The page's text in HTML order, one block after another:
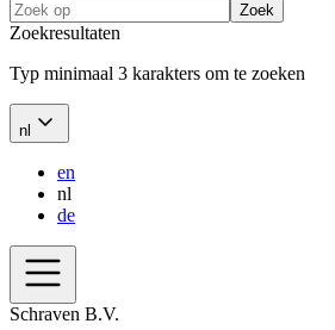
Zoek
Zoekresultaten
Typ minimaal 3 karakters om te zoeken
nl
en
nl
de
Schraven B.V.